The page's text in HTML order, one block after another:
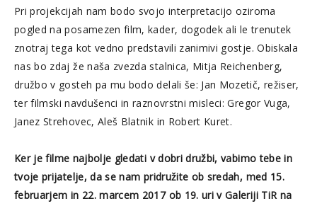
Pri projekcijah nam bodo svojo interpretacijo oziroma
pogled na posamezen film, kader, dogodek ali le trenutek
znotraj tega kot vedno predstavili zanimivi gostje. Obiskala
nas bo zdaj že naša zvezda stalnica, Mitja Reichenberg,
družbo v gosteh pa mu bodo delali še: Jan Mozetič, režiser,
ter filmski navdušenci in raznovrstni misleci: Gregor Vuga,
Janez Strehovec, Aleš Blatnik in Robert Kuret.
Ker je filme najbolje gledati v dobri družbi, vabimo tebe in
tvoje prijatelje, da se nam pridružite ob sredah, med 15.
februarjem in 22. marcem 2017 ob 19. uri v Galeriji TiR na